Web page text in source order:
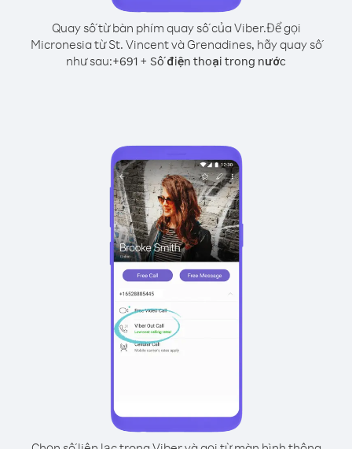
Quay số từ bàn phím quay số của Viber.Để gọi
Micronesia từ St. Vincent và Grenadines, hãy quay số
như sau:+691 + Số điện thoại trong nước